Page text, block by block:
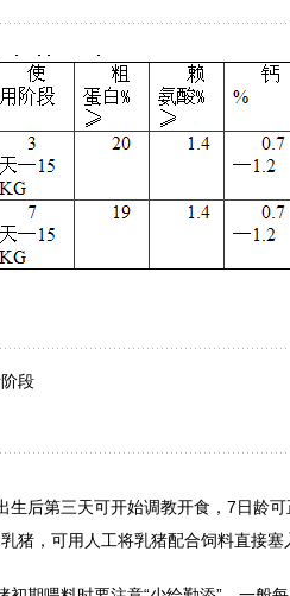
段
后第三天可开始调教开食，7日龄可
猪，可用人工将乳猪配合饲料直接